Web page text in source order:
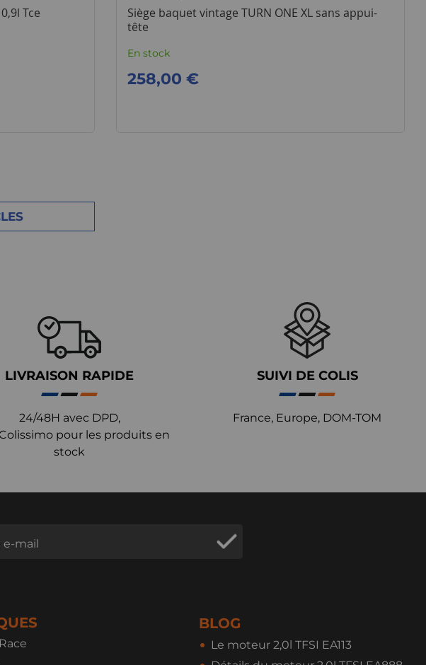
Tce
Siège baquet vintage TURN ONE XL sans appui-
tête
En stock
258,00 €
LIVRAISON RAPIDE
24/48H avec DPD,
pour les produits en
stock
SUIVI DE COLIS
France, Europe, DOM-TOM
BLOG
Le moteur 2,0l TFSI EA113